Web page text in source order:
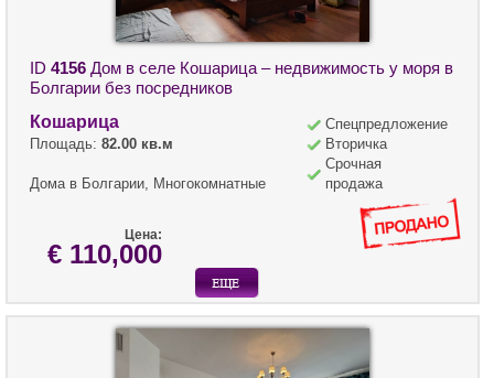
ID 4156 Дом в селе Кошарица – недвижимость у моря в
Болгарии без посредников
Кошарица
Площадь: 82.00 кв.м
Дома в Болгарии, Многокомнатные
Спецпредложение
Вторичка
Срочная
продажа
Цена:
€ 110,000